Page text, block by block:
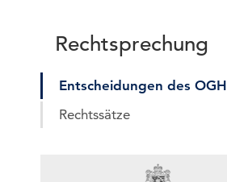
Rechtsprechung
Entscheidungen des OGH
Rechtssätze